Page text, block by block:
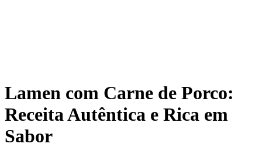
Lamen com Carne de Porco:
Receita Autêntica e Rica em
Sabor